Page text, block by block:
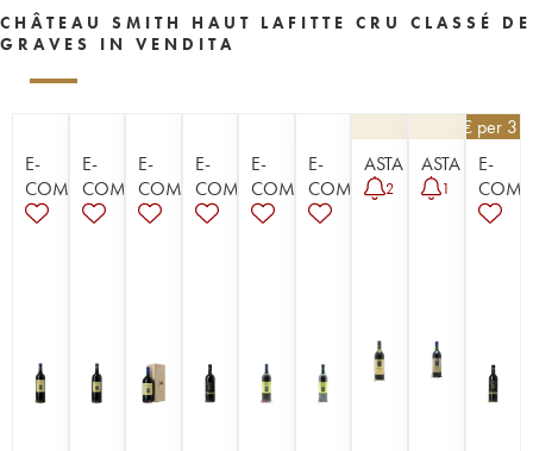
CHÂTEAU SMITH HAUT LAFITTE CRU CLASSÉ DE
GRAVES IN VENDITA
E-
COMMERCE
E-
COMMERCE
E-
COMMERCE
E-
COMMERCE
E-
COMMERCE
E-
COMMERCE
ASTA
2
ASTA
1
€ per 3
E-